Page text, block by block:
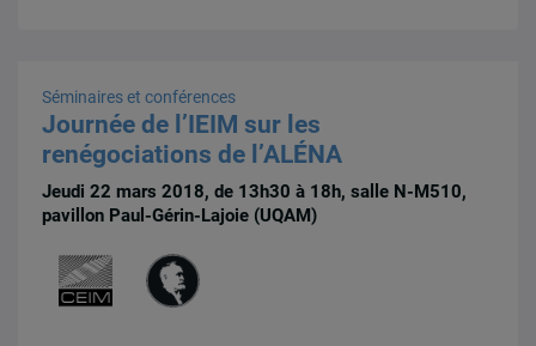
Séminaires et conférences
Journée de l’IEIM sur les
renégociations de l’ALÉNA
Jeudi 22 mars 2018, de 13h30 à 18h, salle N-M510,
pavillon Paul-Gérin-Lajoie (UQAM)